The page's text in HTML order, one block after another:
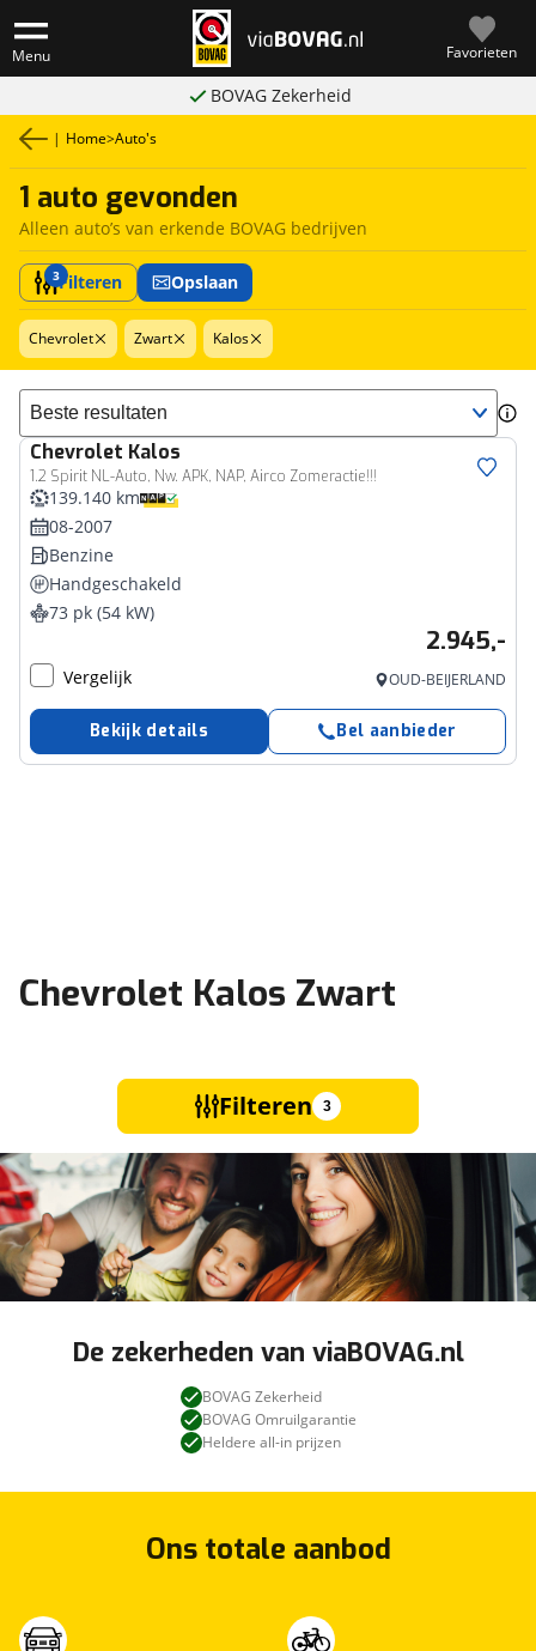
Menu Favorieten
BOVAG Zekerheid
| Home>Auto's
1 auto gevonden
Alleen auto’s van erkende BOVAG bedrijven
3Filteren Opslaan
Chevrolet Zwart Kalos
Sorteer resultaten
Chevrolet Kalos
1.2 Spirit NL-Auto, Nw. APK, NAP, Airco Zomeractie!!!
139.140 km
08-2007
Benzine
Handgeschakeld
73 pk (54 kW)
2.945,-
Vergelijk OUD-BEIJERLAND
Bekijk details Bel aanbieder
Chevrolet Kalos Zwart
Filteren 3
De zekerheden van viaBOVAG.nl
BOVAG Zekerheid
BOVAG Omruilgarantie
Heldere all-in prijzen
Ons totale aanbod